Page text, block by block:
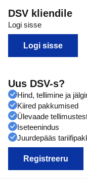
DSV kliendile
Logi sisse
Logi sisse
Uus DSV-s?
Hind, tellimine ja
Kiired pakkumised
Ülevaade
Iseteenindus
Juurdepääs
Registreeru